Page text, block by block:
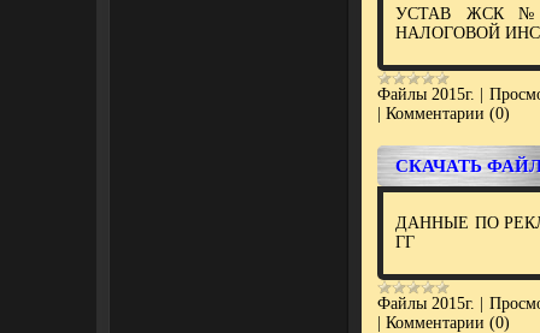
УСТАВ ЖСК
НАЛОГОВОЙ
Файлы 2015г.
Комментарии (0)
СКАЧАТЬ
ДАННЫЕ ПО
ГГ
Файлы 2015г.
Комментарии (0)